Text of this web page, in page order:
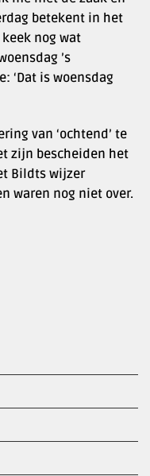
betekent in het
keek nog wat
’s
‘Dat is woensdag
van ‘ochtend’ te
zijn bescheiden het
Bildts wijzer
waren nog niet over.